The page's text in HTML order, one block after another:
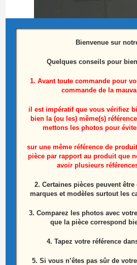
Pied Télé SAMSUNG
40,00€ Le
était :
40,00€.
20,00
Lire la suite
Bienvenue sur
Quelques conseils pour
1. Avant toute commande pour
commande de la
il est impératif que vous vérifiez
bien la (ou les) même(s)
mettons les photos pour
sur une même référence de
pièce par rapport au produit que
avoir plusieurs
2. Certaines pièces peuvent
marques et modèles surtout les
3. Comparez les photos avec
que la pièce correspond
4. Tapez votre référence
5. Si vous n’êtes pas sûr de